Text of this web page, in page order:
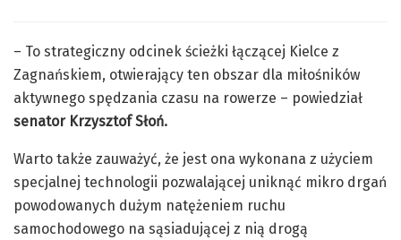
– To strategiczny odcinek ścieżki łączącej Kielce z
Zagnańskiem, otwierający ten obszar dla miłośników
aktywnego spędzania czasu na rowerze – powiedział
senator Krzysztof Słoń.
Warto także zauważyć, że jest ona wykonana z użyciem
specjalnej technologii pozwalającej uniknąć mikro drgań
powodowanych dużym natężeniem ruchu
samochodowego na sąsiadującej z nią drogą